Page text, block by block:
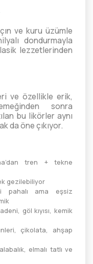
ve kuru üzümle
dondurmayla
lezzetlerinden
ve özellikle erik,
sonra
bu likörler aynı
da öne çıkıyor.
tren + tekne
gezilebiliyor
pahalı ama eşsiz
göl kıyısı, kemik
çikolata, ahşap
elmalı tatlı ve